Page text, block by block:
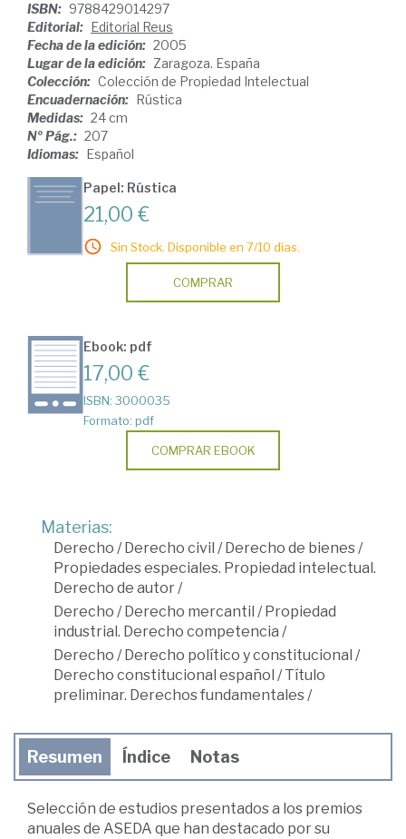
ISBN: 9788429014297
Editorial: Editorial Reus
Fecha de la edición: 2005
Lugar de la edición: Zaragoza. España
Colección: Colección de Propiedad Intelectual
Encuadernación: Rústica
Medidas: 24 cm
Nº Pág.: 207
Idiomas: Español
Papel: Rústica
21,00 €
Sin Stock. Disponible en 7/10 días.
COMPRAR
Ebook: pdf
17,00 €
ISBN: 3000035
Formato: pdf
COMPRAR EBOOK
Materias:
Derecho /Derecho civil /Derecho de bienes/
Propiedades especiales. Propiedad intelectual.
Derecho de autor/
Derecho /Derecho mercantil /Propiedad
industrial. Derecho competencia /
Derecho /Derecho político y constitucional /
Derecho constitucional español /Título
preliminar. Derechos fundamentales/
Resumen Índice Notas
Selección de estudios presentados a los premios
anuales de ASEDA que han destacado por su